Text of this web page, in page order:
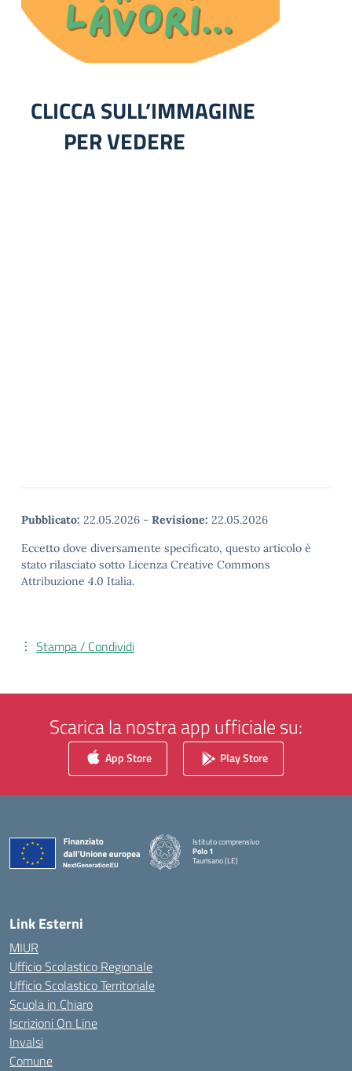
CLICCA SULL’IMMAGINE
PER VEDERE
Pubblicato: 22.05.2026 - Revisione: 22.05.2026
Eccetto dove diversamente specificato, questo articolo è
stato rilasciato sotto Licenza Creative Commons
Attribuzione 4.0 Italia.
Stampa / Condividi
Scarica la nostra app ufficiale su:
App Store Play Store
Istituto comprensivo
Polo 1
Taurisano (LE)
Link Esterni
MIUR
Ufficio Scolastico Regionale
Ufficio Scolastico Territoriale
Scuola in Chiaro
Iscrizioni On Line
Invalsi
Comune